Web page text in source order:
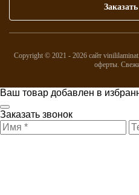
Copyright © 2021 - 2026 сайт
оферты.
Ваш товар добавлен в
Заказать звонок